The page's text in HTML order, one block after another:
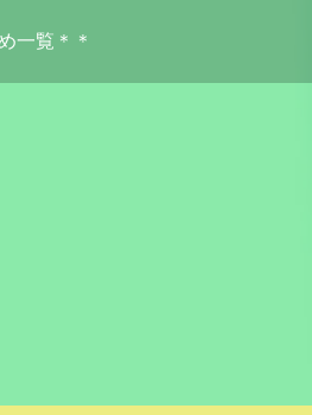
一覧＊＊